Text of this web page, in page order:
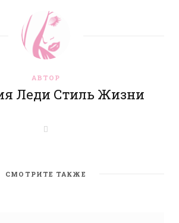
АВТОР
Леди Стиль Жизни
e
СМОТРИТЕ ТАКЖЕ